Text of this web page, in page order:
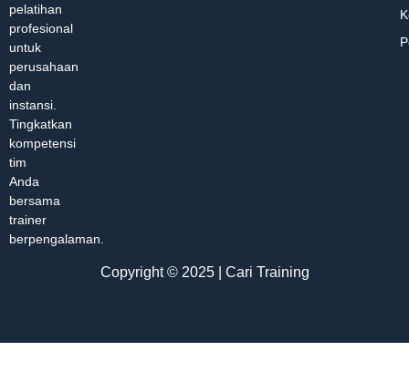
pelatihan
profesional
untuk
perusahaan
dan
instansi.
Tingkatkan
kompetensi
tim
Anda
bersama
trainer
berpengalaman.
Copyright © 2025 | Cari Training